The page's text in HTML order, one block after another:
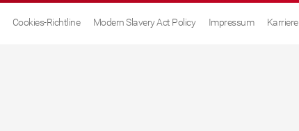
Cookies-Richtline Modern Slavery Act Policy Impressum
Karriere